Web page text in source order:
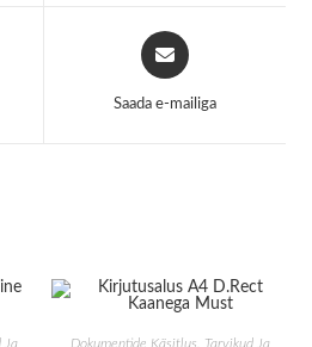
Opens
in
Saada e-mailiga
Ja
LISA KORVI
Dokumentide Käsitlus
Tarvikud Ja